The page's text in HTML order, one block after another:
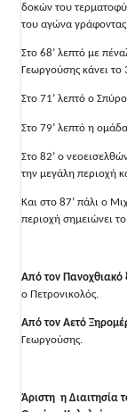
δοκών του
του αγώνα
Στο 68’ λεπτό με
Γεωργούσης κάνει το
Στο 71’ λεπτό ο
Στο 79’ λεπτό η
Στο 82’ ο
την μεγάλη περιοχή
Και στο 87’ πάλι ο
περιοχή σημειώνει
Από τον Πανοχθιακό
ο Πετρονικολός.
Από τον Αετό
Γεωργούσης.
Άριστη η Διαιτησία